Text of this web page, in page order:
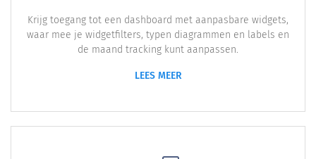
Krijg toegang tot een dashboard met aanpasbare widgets,
waar mee je widgetfilters, typen diagrammen en labels en
de maand tracking kunt aanpassen.
LEES MEER